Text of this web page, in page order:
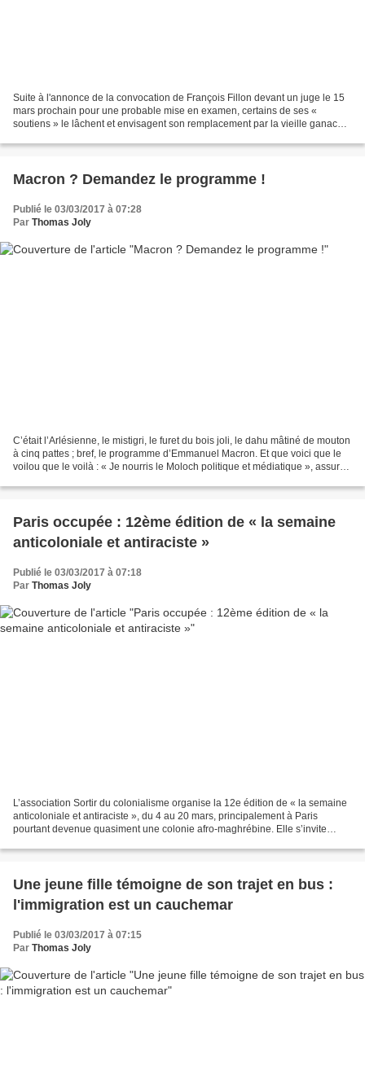
Suite à l'annonce de la convocation de François Fillon devant un juge le 15
mars prochain pour une probable mise en examen, certains de ses «
soutiens » le lâchent et envisagent son remplacement par la vieille ganache
Macron ? Demandez le programme !
Publié le 03/03/2017 à 07:28
Par Thomas Joly
C’était l’Arlésienne, le mistigri, le furet du bois joli, le dahu mâtiné de mouton
à cinq pattes ; bref, le programme d’Emmanuel Macron. Et que voici que le
voilou que le voilà : « Je nourris le Moloch politique et médiatique », assure-
Paris occupée : 12ème édition de « la semaine
anticoloniale et antiraciste »
Publié le 03/03/2017 à 07:18
Par Thomas Joly
L’association Sortir du colonialisme organise la 12e édition de « la semaine
anticoloniale et antiraciste », du 4 au 20 mars, principalement à Paris
pourtant devenue quasiment une colonie afro-maghrébine. Elle s’invite
Une jeune fille témoigne de son trajet en bus :
l'immigration est un cauchemar
Publié le 03/03/2017 à 07:15
Par Thomas Joly